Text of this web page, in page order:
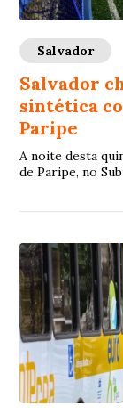
Salvador
Salvador
sintética
Paripe
A noite desta
de Paripe, no